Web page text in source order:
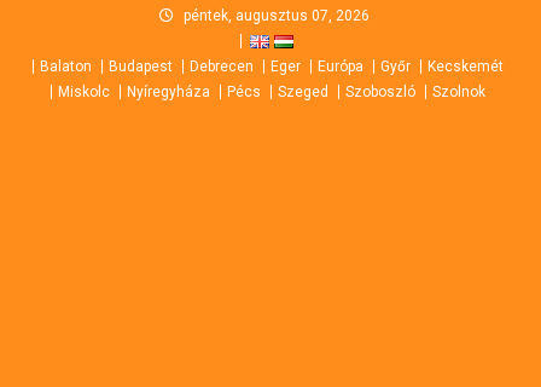
content
péntek, augusztus 07, 2026
Balaton Budapest Debrecen Eger Európa Győr
Kecskemét
Miskolc
Nyíregyháza Pécs Szeged Szoboszló Szolnok